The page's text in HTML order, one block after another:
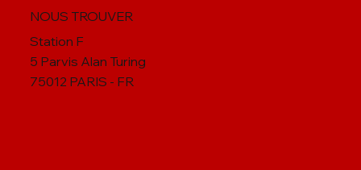
NOUS TROUVER
Station F
5 Parvis Alan Turing
75012 PARIS - FR